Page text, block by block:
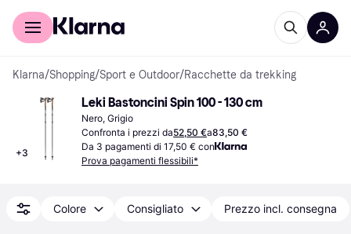
Per il tuo shopping
Klarna/Shopping/Sport e Outdoor/Racchette da trekking
+3
Leki Bastoncini Spin 100 - 130 cm
Nero, Grigio
Confronta i prezzi da52,50 €a83,50 €
Da 3 pagamenti di 17,50 € con
Prova pagamenti flessibili*
Colore Consigliato Prezzo incl. consegna